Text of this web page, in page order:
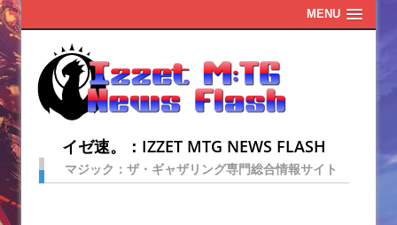
MENU
イゼ速。：IZZET MTG NEWS FLASH
マジック：ザ・ギャザリング専門総合情報サイト